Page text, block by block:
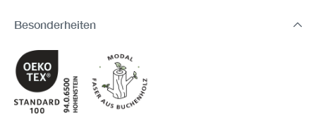
Besonderheiten